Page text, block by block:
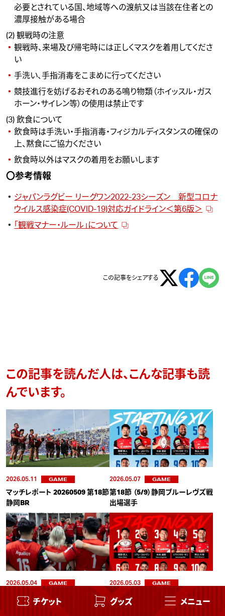
必要とされている国、地域等への渡航又は当該在住者との
濃厚接触がある場合
(2) 観戦時の注意
観戦時、来場及び帰宅時には正しくマスクを着用してくださ
い
手洗い、手指消毒をこまめに行ってください
競技進行を妨げるおそれのある鳴り物類（ホイッスル・ガス
ホーン・サイレン等）の使用は禁止です
(3) 飲食について
飲食時は手洗い・手指消毒・フィジカルディスタンスの確保の
上、黙食にご協力ください
飲食時以外はマスクの着用をお願いします
〇参考情報
ジャパンラグビー リーグワン2022-23シーズン 新型コロナ
ウイルス感染症(COVID-19)対応ガイドライン＜第6版＞
「観戦マナー・ルール」について
この記事をシェアする
この記事を読んだ人は、こんな記事も読
んでいます。
2026.05.11 GAME
マッチレポート 20260509 第18節
静岡BR
2026.05.07 GAME
第18節 （5/9）静岡ブルーレヴズ戦
出場選手
2026.05.04 GAME
マッチレポート 20260503 第17節
相模原DB
2026.05.03 GAME
第17節 （5/3）三菱重工相模原ダ
イナボアーズ戦 出場選手
チケット グッズ メニュー